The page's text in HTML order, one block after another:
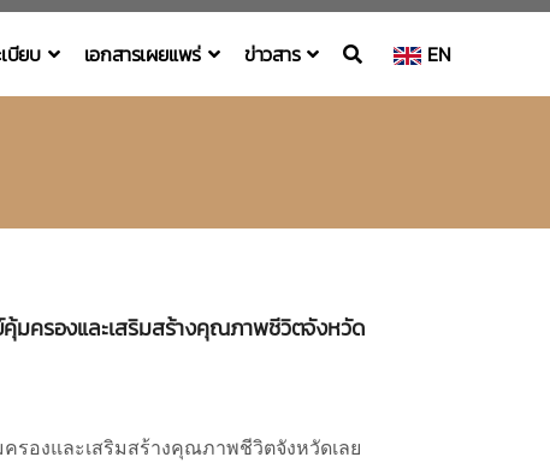
บียบ เอกสารเผยแพร่ ข่าวสาร EN
มครองและเสริมสร้างคุณภาพชีวิตจังหวัด
รองและเสริมสร้างคุณภาพชีวิตจังหวัดเลย